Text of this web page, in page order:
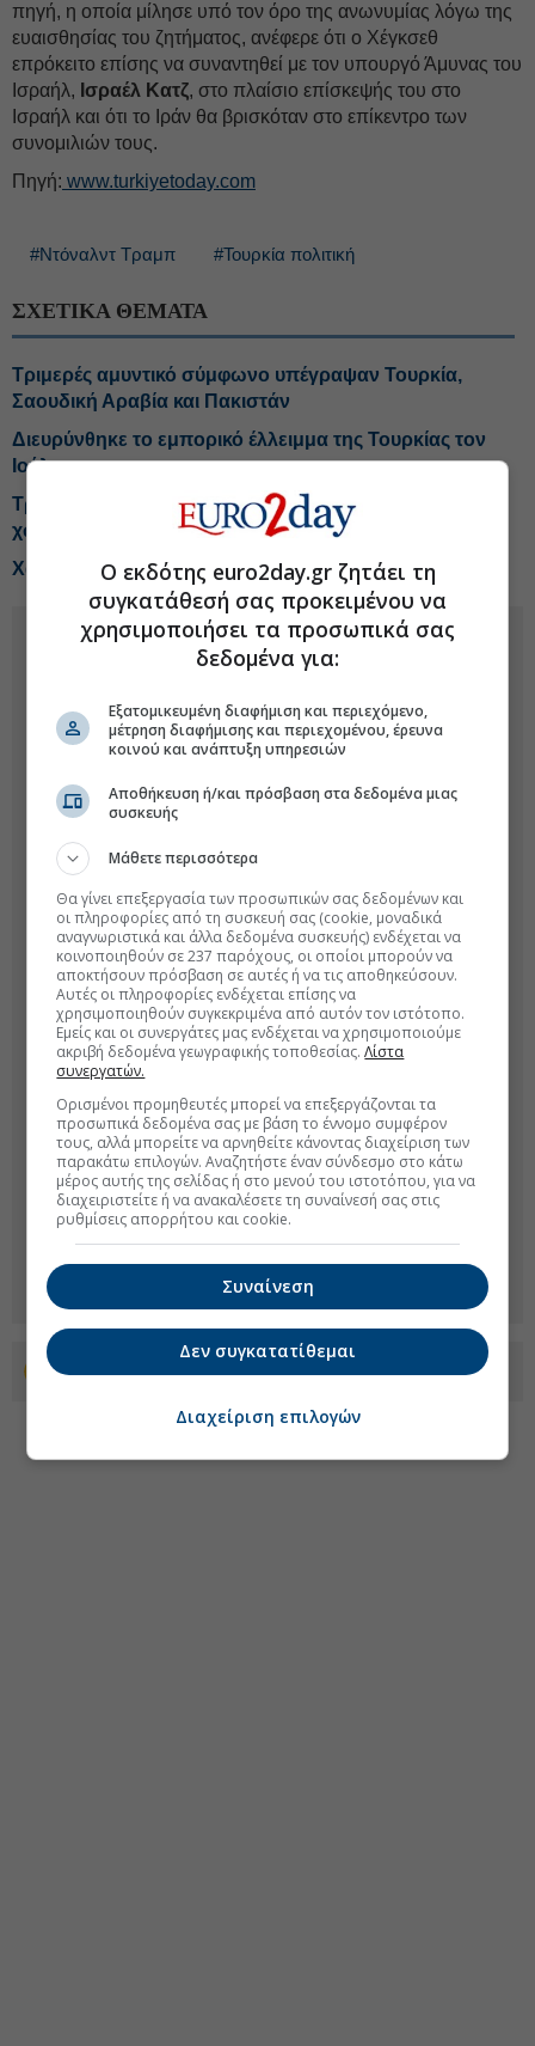
πηγή, η οποία μίλησε υπό τον όρο της ανωνυμίας λόγω της
ευαισθησίας του ζητήματος, ανέφερε ότι ο Χέγκσεθ
επρόκειτο επίσης να συναντηθεί με τον υπουργό Άμυνας του
Ισραήλ, Ισραέλ Κατζ, στο πλαίσιο επίσκεψής του στο
Ισραήλ και ότι το Ιράν θα βρισκόταν στο επίκεντρο των
συνομιλιών τους.
Πηγή: www.turkiyetoday.com
#Ντόναλντ Τραμπ #Τουρκία πολιτική
ΣΧΕΤΙΚΑ ΘΕΜΑΤΑ
Τριμερές αμυντικό σύμφωνο υπέγραψαν Τουρκία,
Σαουδική Αραβία και Πακιστάν
Διευρύνθηκε το εμπορικό έλλειμμα της Τουρκίας τον
Ιούλιο
Τραμπ: Πιέζει για χαμηλότερα επιτόκια, αλλά αφήνει
χώρο στη Fed
Χαμηλό τετραμήνου για τον πληθωρισμό Τουρκίας
Προσθέστε το euro2day.gr στο Discover
Ο εκδότης euro2day.gr ζητάει τη
συγκατάθεσή σας προκειμένου να
χρησιμοποιήσει τα προσωπικά σας
δεδομένα για:
Εξατομικευμένη διαφήμιση και περιεχόμενο,
μέτρηση διαφήμισης και περιεχομένου, έρευνα
κοινού και ανάπτυξη υπηρεσιών
Αποθήκευση ή/και πρόσβαση στα δεδομένα μιας
συσκευής
Μάθετε περισσότερα
Θα γίνει επεξεργασία των προσωπικών σας δεδομένων και
οι πληροφορίες από τη συσκευή σας (cookie, μοναδικά
αναγνωριστικά και άλλα δεδομένα συσκευής) ενδέχεται να
κοινοποιηθούν σε 237 παρόχους, οι οποίοι μπορούν να
αποκτήσουν πρόσβαση σε αυτές ή να τις αποθηκεύσουν.
Αυτές οι πληροφορίες ενδέχεται επίσης να
χρησιμοποιηθούν συγκεκριμένα από αυτόν τον ιστότοπο.
Εμείς και οι συνεργάτες μας ενδέχεται να χρησιμοποιούμε
ακριβή δεδομένα γεωγραφικής τοποθεσίας.Λίστα
συνεργατών.
Ορισμένοι προμηθευτές μπορεί να επεξεργάζονται τα
προσωπικά δεδομένα σας με βάση το έννομο συμφέρον
τους, αλλά μπορείτε να αρνηθείτε κάνοντας διαχείριση των
παρακάτω επιλογών. Αναζητήστε έναν σύνδεσμο στο κάτω
μέρος αυτής της σελίδας ή στο μενού του ιστοτόπου, για να
διαχειριστείτε ή να ανακαλέσετε τη συναίνεσή σας στις
ρυθμίσεις απορρήτου και cookie.
Συναίνεση
Δεν συγκατατίθεμαι
Διαχείριση επιλογών